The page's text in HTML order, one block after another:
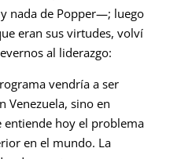
nada de Popper—; luego
eran sus virtudes, volví
al liderazgo:
vendría a ser
Venezuela, sino en
entiende hoy el problema
en el mundo. La